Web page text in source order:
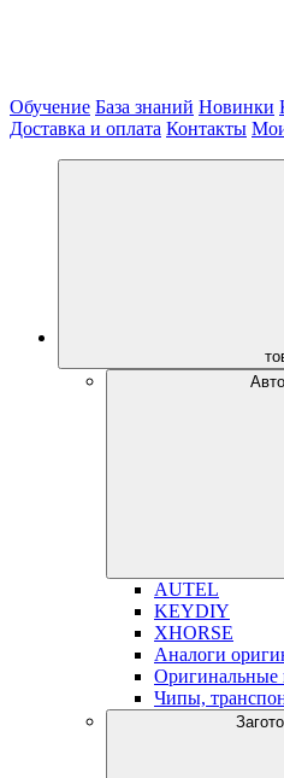
Обучение База знаний Новинки
Доставка и оплата Контакты
AUTEL
KEYDIY
XHORSE
Аналоги
Оригинальные
Чипы,